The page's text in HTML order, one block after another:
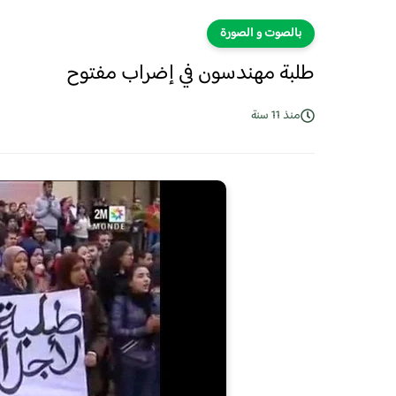
بالصوت و الصورة
طلبة مهندسون في إضراب مفتوح
منذ 11 سنة